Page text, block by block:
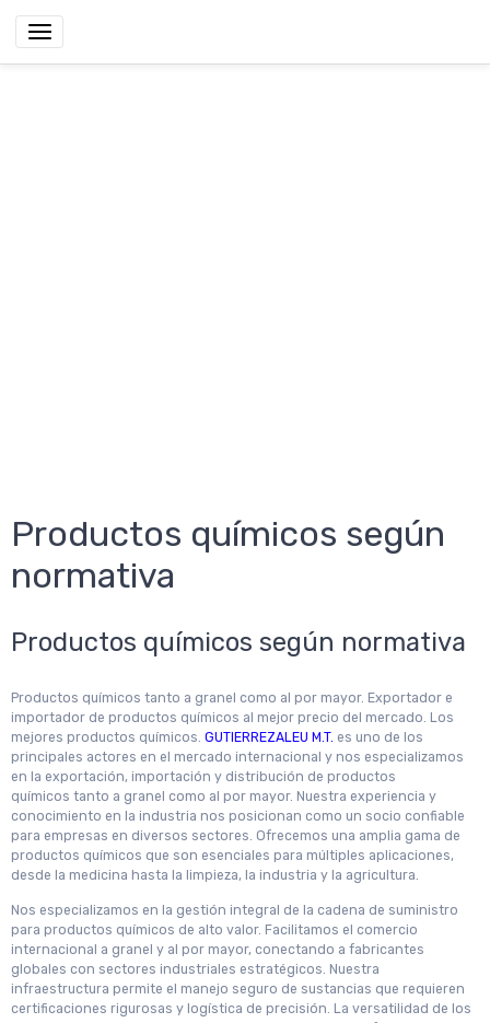
Productos químicos según
normativa
Productos químicos según normativa
Productos químicos tanto a granel como al por mayor. Exportador e
importador de productos químicos al mejor precio del mercado. Los
mejores productos químicos. GUTIERREZALEU M.T. es uno de los
principales actores en el mercado internacional y nos especializamos
en la exportación, importación y distribución de productos
químicos tanto a granel como al por mayor. Nuestra experiencia y
conocimiento en la industria nos posicionan como un socio confiable
para empresas en diversos sectores. Ofrecemos una amplia gama de
productos químicos que son esenciales para múltiples aplicaciones,
desde la medicina hasta la limpieza, la industria y la agricultura.
Nos especializamos en la gestión integral de la cadena de suministro
para productos químicos de alto valor. Facilitamos el comercio
internacional a granel y al por mayor, conectando a fabricantes
globales con sectores industriales estratégicos. Nuestra
infraestructura permite el manejo seguro de sustancias que requieren
certificaciones rigurosas y logística de precisión. La versatilidad de los